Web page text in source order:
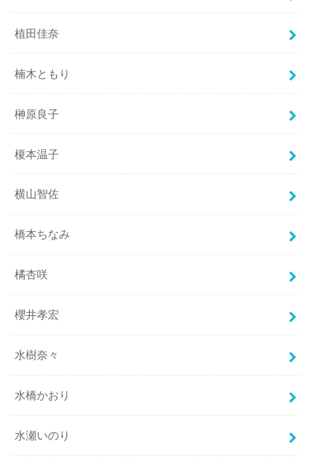
植田佳奈
楠木ともり
榊原良子
榎本温子
横山智佐
橋本ちなみ
橘杏咲
櫻井孝宏
水樹奈々
水橋かおり
水瀬いのり